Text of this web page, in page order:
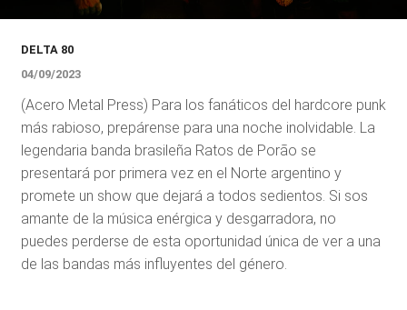
DELTA 80
04/09/2023
(Acero Metal Press) Para los fanáticos del hardcore punk
más rabioso, prepárense para una noche inolvidable. La
legendaria banda brasileña Ratos de Porão se
presentará por primera vez en el Norte argentino y
promete un show que dejará a todos sedientos. Si sos
amante de la música enérgica y desgarradora, no
puedes perderse de esta oportunidad única de ver a una
de las bandas más influyentes del género.